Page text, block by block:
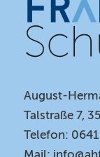
August-
Talstraße 7,
Telefon: